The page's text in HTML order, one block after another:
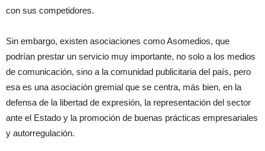
con sus competidores.
Sin embargo, existen asociaciones como Asomedios, que
podrían prestar un servicio muy importante, no solo a los medios
de comunicación, sino a la comunidad publicitaria del país, pero
esa es una asociación gremial que se centra, más bien, en la
defensa de la libertad de expresión, la representación del sector
ante el Estado y la promoción de buenas prácticas empresariales
y autorregulación.